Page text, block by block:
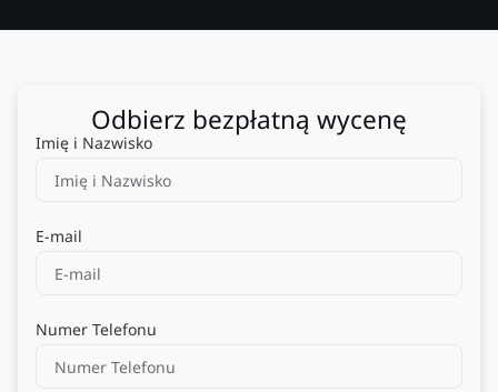
Odbierz bezpłatną wycenę
Imię i Nazwisko
E-mail
Numer Telefonu